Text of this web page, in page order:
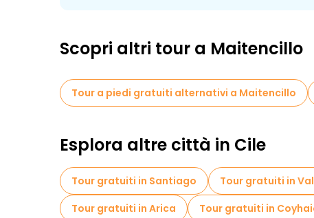
Scopri altri tour a Maitencillo
Tour a piedi gratuiti alternativi a Maitencillo
Esplora altre città in Cile
Tour gratuiti in Santiago Tour gratuiti in
Tour gratuiti in Arica
Tour gratuiti in